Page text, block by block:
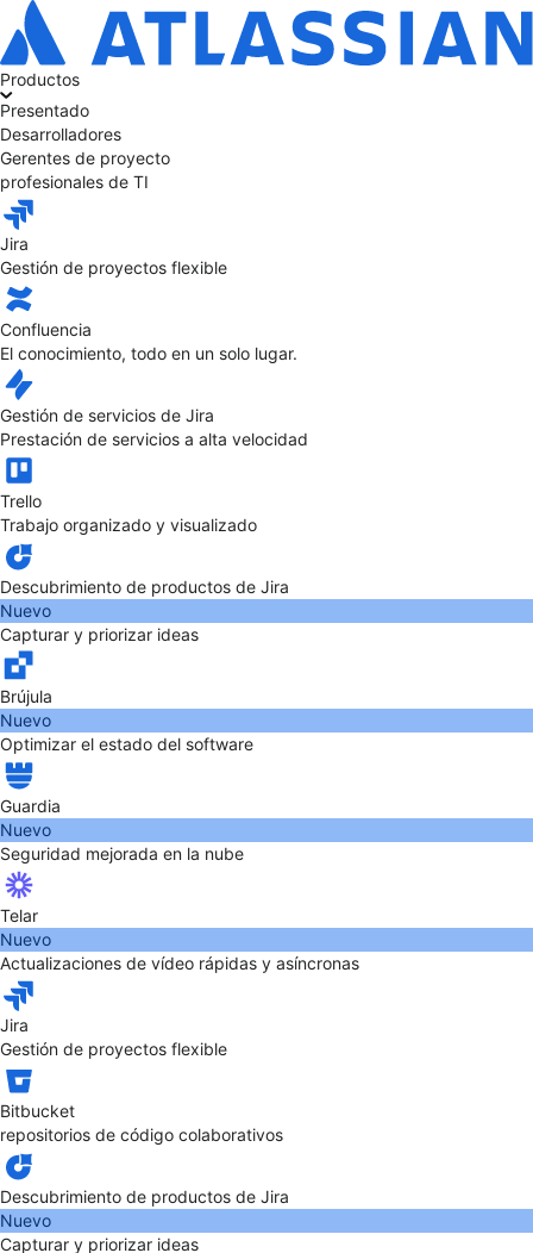
Productos
Presentado
Desarrolladores
Gerentes de proyecto
profesionales de TI
Jira
Gestión de proyectos flexible
Confluencia
El conocimiento, todo en un solo lugar.
Gestión de servicios de Jira
Prestación de servicios a alta velocidad
Trello
Trabajo organizado y visualizado
Descubrimiento de productos de Jira
Nuevo
Capturar y priorizar ideas
Brújula
Nuevo
Optimizar el estado del software
Guardia
Nuevo
Seguridad mejorada en la nube
Telar
Nuevo
Actualizaciones de vídeo rápidas y asíncronas
Jira
Gestión de proyectos flexible
Bitbucket
repositorios de código colaborativos
Descubrimiento de productos de Jira
Nuevo
Capturar y priorizar ideas